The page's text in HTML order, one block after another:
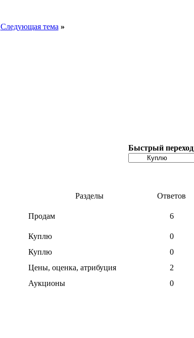
Следующая тема »
Быстрый переход
Разделы Ответов
Продам 6
Куплю 0
Куплю 0
Цены, оценка, атрибуция 2
Аукционы 0